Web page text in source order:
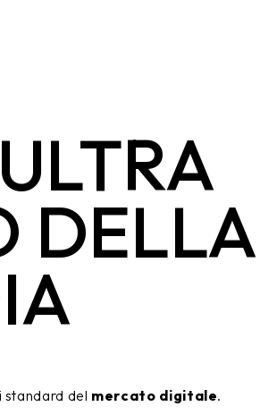
DELLA
del mercato digitale.